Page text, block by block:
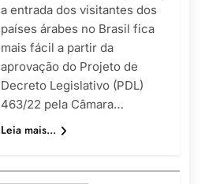
a entrada dos visitantes dos
países árabes no Brasil fica
mais fácil a partir da
aprovação do Projeto de
Decreto Legislativo (PDL)
463/22 pela Câmara…
Leia mais...